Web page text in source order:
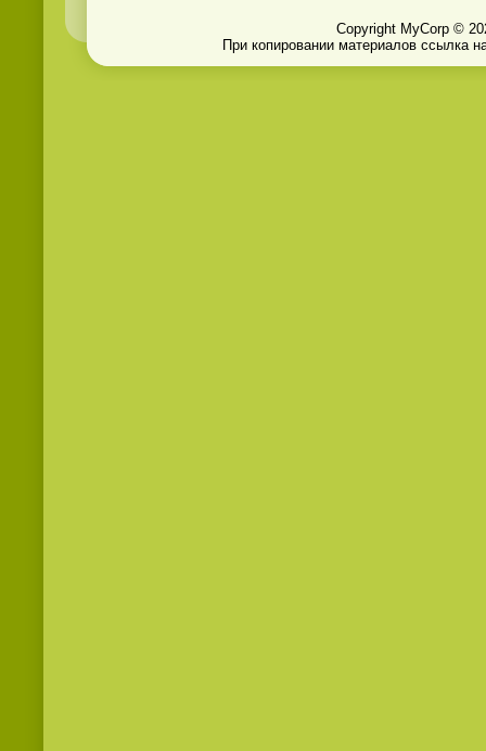
Copyright MyCorp ©
При копировании материалов ссылка